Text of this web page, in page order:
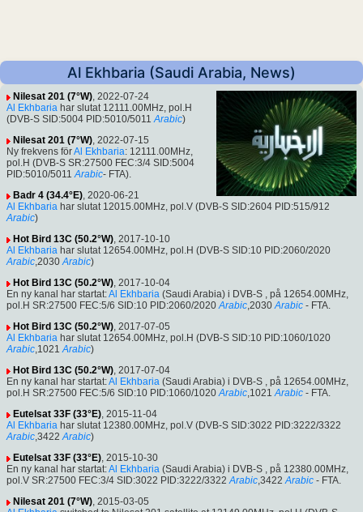
Al Ekhbaria (Saudi Arabia, News)
Nilesat 201 (7°W), 2022-07-24
Al Ekhbaria har slutat 12111.00MHz, pol.H
(DVB-S SID:5004 PID:5010/5011 Arabic)
Nilesat 201 (7°W), 2022-07-15
Ny frekvens förAl Ekhbaria: 12111.00MHz,
pol.H (DVB-S SR:27500 FEC:3/4 SID:5004
PID:5010/5011 Arabic- FTA).
Badr 4 (34.4°E), 2020-06-21
Al Ekhbaria har slutat 12015.00MHz, pol.V (DVB-S SID:2604 PID:515/912
Arabic)
Hot Bird 13C (50.2°W), 2017-10-10
Al Ekhbaria har slutat 12654.00MHz, pol.H (DVB-S SID:10 PID:2060/2020
Arabic,2030 Arabic)
Hot Bird 13C (50.2°W), 2017-10-04
En ny kanal har startat:Al Ekhbaria (Saudi Arabia) i DVB-S , på 12654.00MHz,
pol.H SR:27500 FEC:5/6 SID:10 PID:2060/2020 Arabic,2030 Arabic - FTA.
Hot Bird 13C (50.2°W), 2017-07-05
Al Ekhbaria har slutat 12654.00MHz, pol.H (DVB-S SID:10 PID:1060/1020
Arabic,1021 Arabic)
Hot Bird 13C (50.2°W), 2017-07-04
En ny kanal har startat:Al Ekhbaria (Saudi Arabia) i DVB-S , på 12654.00MHz,
pol.H SR:27500 FEC:5/6 SID:10 PID:1060/1020 Arabic,1021 Arabic - FTA.
Eutelsat 33F (33°E), 2015-11-04
Al Ekhbaria har slutat 12380.00MHz, pol.V (DVB-S SID:3022 PID:3222/3322
Arabic,3422 Arabic)
Eutelsat 33F (33°E), 2015-10-30
En ny kanal har startat:Al Ekhbaria (Saudi Arabia) i DVB-S , på 12380.00MHz,
pol.V SR:27500 FEC:3/4 SID:3022 PID:3222/3322 Arabic,3422 Arabic - FTA.
Nilesat 201 (7°W), 2015-03-05